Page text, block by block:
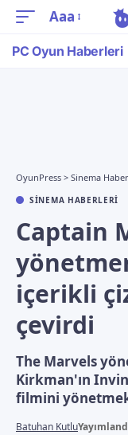
Aaa
PC Oyun Haberleri
OyunPress > Sinema
SINEMA HABERLERI
Captain
içerikli
çevirdi
The Marvels
Kirkman'ın
filmini
Batuhan Kutlu